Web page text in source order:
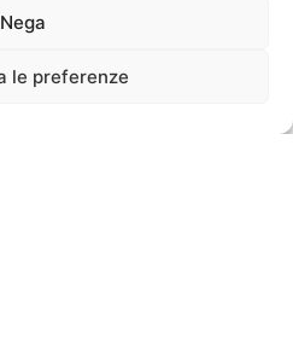
Nega
le preferenze